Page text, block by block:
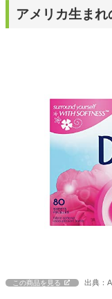
アメリカ生まれ
この商品を見る 出典：